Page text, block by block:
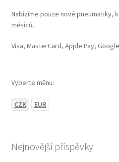
Nabízíme pouze nové pneumatiky,
měsíců.
Visa, MasterCard, Apple Pay,
Vyberte měnu:
CZK EUR
Nejnovější příspěvky